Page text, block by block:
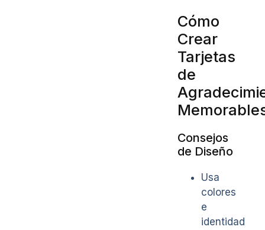
Cómo
Crear
Tarjetas
de
Consejos
de Diseño
Usa
colores
e
identidad